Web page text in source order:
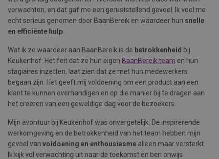
verwachten, en dat gaf me een geruststellend gevoel. Ik voel me
echt serieus genomen door BaanBereik en waardeer hun snelle
en efficiënte hulp
Wat ik zo waardeer aan BaanBereik is de betrokkenheid bij
Keukenhof. Het feit dat ze hun eigen BaanBereik team en hun
stagiaires inzetten, laat zien dat ze met hun medewerkers
begaan zijn. Het geeft mij voldoening om een product aan een
klant te kunnen overhandigen en op die manier bij te dragen aan
het creëren van een geweldige dag voor de bezoekers.
Mijn avontuur bij Keukenhof was onvergetelijk. De inspirerende
werkomgeving en de betrokkenheid van het team hebben mijn
gevoel van voldoening en enthousiasme alleen maar versterkt.
Ik kijk vol verwachting uit naar de toekomst en ben onwijs